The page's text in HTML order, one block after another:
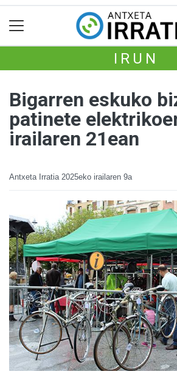
IRUN
Bigarren eskuko
patinete
irailaren 21ean
Antxeta Irratia 2025eko irailaren 9a